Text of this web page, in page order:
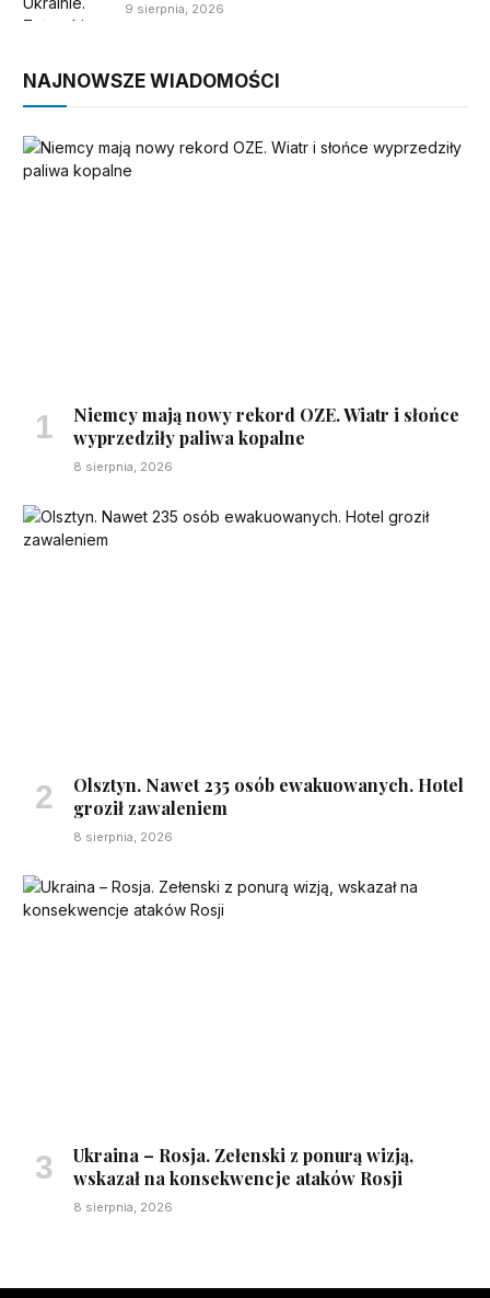
9 sierpnia, 2026
NAJNOWSZE WIADOMOŚCI
Niemcy mają nowy rekord OZE. Wiatr i słońce
wyprzedziły paliwa kopalne
8 sierpnia, 2026
Olsztyn. Nawet 235 osób ewakuowanych. Hotel
groził zawaleniem
8 sierpnia, 2026
Ukraina – Rosja. Zełenski z ponurą wizją,
wskazał na konsekwencje ataków Rosji
8 sierpnia, 2026